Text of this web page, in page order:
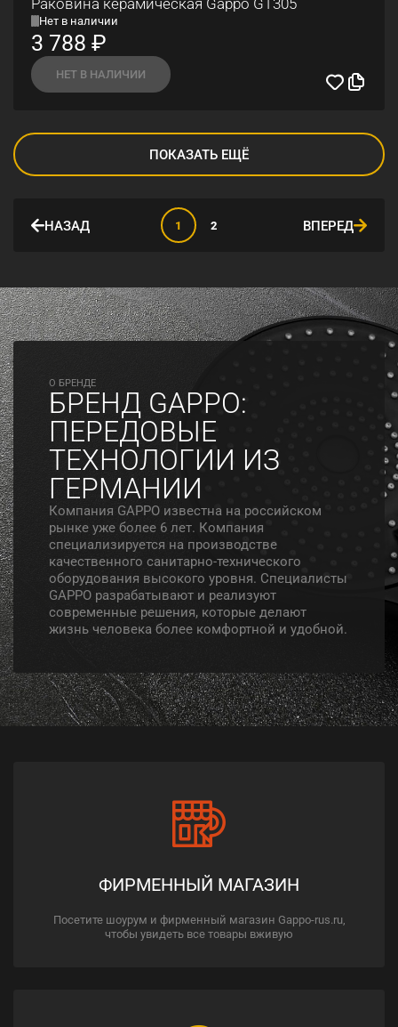
Нет в наличии
3 788 ₽
НЕТ В НАЛИЧИИ
ПОКАЗАТЬ ЕЩЁ
НАЗАД 1 2 ВПЕРЕД
O БРЕНДЕ
БРЕНД GAPPO:
ПЕРЕДОВЫЕ
ТЕХНОЛОГИИ ИЗ
ГЕРМАНИИ
Компания GAPPO известна на российском
рынке уже более 6 лет. Компания
специализируется на производстве
качественного санитарно-технического
оборудования высокого уровня. Специалисты
GAPPO разрабатывают и реализуют
современные решения, которые делают
жизнь человека более комфортной и удобной.
ФИРМЕННЫЙ МАГАЗИН
Посетите шоурум и фирменный магазин Gappo-rus.ru,
чтобы увидеть все товары вживую